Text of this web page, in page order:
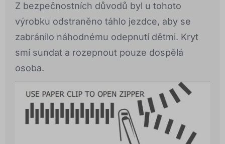
Z bezpečnostních důvodů byl u tohoto
výrobku odstraněno táhlo jezdce, aby se
zabránilo náhodnému odepnutí dětmi. Kryt
smí sundat a rozepnout pouze dospělá
osoba.